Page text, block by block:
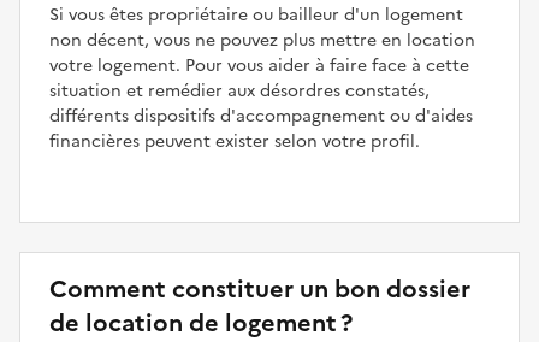
Si vous êtes propriétaire ou bailleur d'un logement
non décent, vous ne pouvez plus mettre en location
votre logement. Pour vous aider à faire face à cette
situation et remédier aux désordres constatés,
différents dispositifs d'accompagnement ou d'aides
financières peuvent exister selon votre profil.
Comment constituer un bon dossier
de location de logement ?